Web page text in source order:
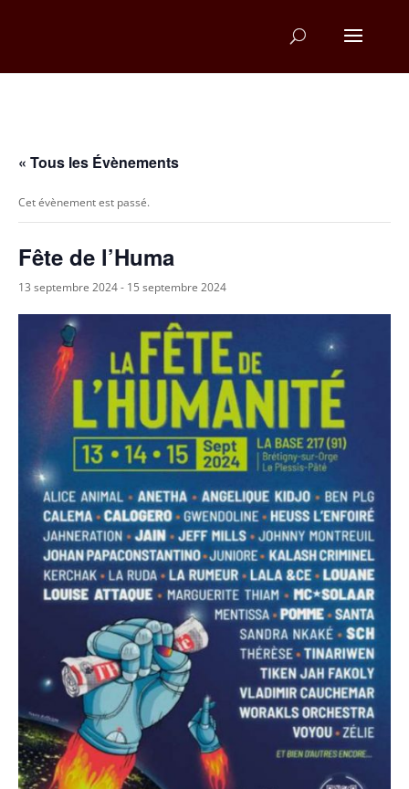
« Tous les Évènements
Cet évènement est passé.
Fête de l’Huma
13 septembre 2024- 15 septembre 2024